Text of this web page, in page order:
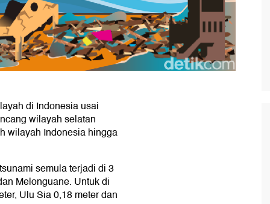
di Indonesia usai
wilayah selatan
wilayah Indonesia hingga
semula terjadi di 3
Melonguane. Untuk di
Ulu Sia 0,18 meter dan